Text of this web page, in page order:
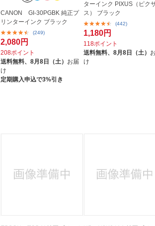
CANON GI-30PGBK 純正プ
リンターインク ブラック
(249)
2,080円
208ポイント
送料無料、8月8日（土） お届
け
定期購入申込で3%引き
ターインク PIXUS（ピク
ス） ブラック
(442)
1,180円
118ポイント
送料無料、 8月8日（土）
け